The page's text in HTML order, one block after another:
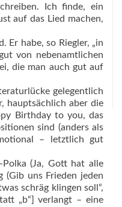
Ich finde, ein
auf das Lied ma­chen,
Er habe, so Riegler, „in
von nebenamtlichen
die man auch gut auf
gelegentlich
hauptsächlich aber die
Birthday to you, das
sind (anders als
– letztlich gut
Polka (Ja, Gott hat alle
(Gib uns Frieden jeden
schräg klingen soll“,
„b“] verlangt – eine